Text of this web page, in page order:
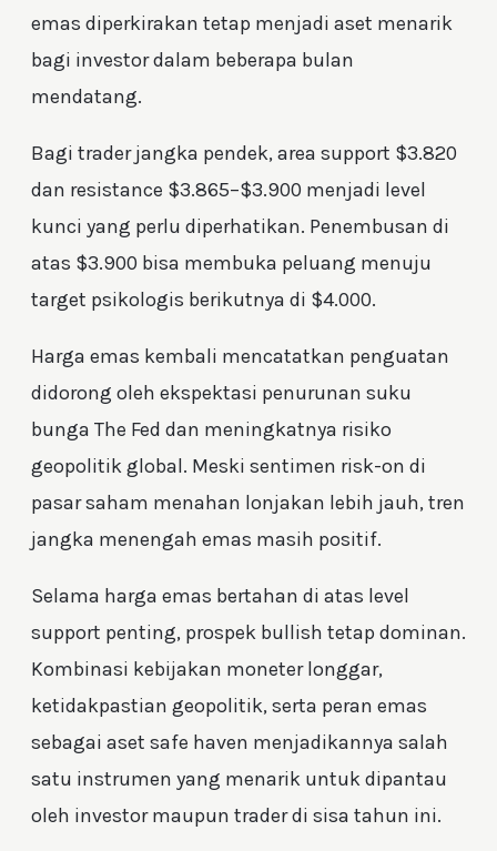
emas diperkirakan tetap menjadi aset menarik
bagi investor dalam beberapa bulan
mendatang.
Bagi trader jangka pendek, area support $3.820
dan resistance $3.865–$3.900 menjadi level
kunci yang perlu diperhatikan. Penembusan di
atas $3.900 bisa membuka peluang menuju
target psikologis berikutnya di $4.000.
Harga emas kembali mencatatkan penguatan
didorong oleh ekspektasi penurunan suku
bunga The Fed dan meningkatnya risiko
geopolitik global. Meski sentimen risk-on di
pasar saham menahan lonjakan lebih jauh, tren
jangka menengah emas masih positif.
Selama harga emas bertahan di atas level
support penting, prospek bullish tetap dominan.
Kombinasi kebijakan moneter longgar,
ketidakpastian geopolitik, serta peran emas
sebagai aset safe haven menjadikannya salah
satu instrumen yang menarik untuk dipantau
oleh investor maupun trader di sisa tahun ini.